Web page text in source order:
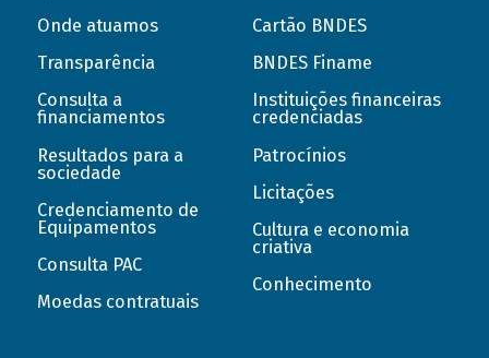
Onde atuamos
Transparência
Consulta a
financiamentos
Resultados para a
sociedade
Credenciamento de
Equipamentos
Consulta PAC
Moedas contratuais
Cartão BNDES
BNDES Finame
Instituições financeiras
credenciadas
Patrocínios
Licitações
Cultura e economia
criativa
Conhecimento